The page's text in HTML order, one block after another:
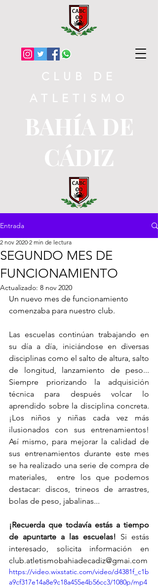
BAHÍA DE
CÁDIZ
CLUB DE
ATLETISMO
Entrada
SEGUNDO MES DE
FUNCIONAMIENTO
2 nov 2020 2 min de lectura
Actualizado: 8 nov 2020
Un nuevo mes de funcionamiento
comenzaba para nuestro club.
Las escuelas continúan trabajando en
su día a día, iniciándose en diversas
disciplinas como el salto de altura, salto
de longitud, lanzamiento de peso...
Siempre priorizando la adquisición
técnica para después volcar lo
aprendido sobre la disciplina concreta.
¡Los niños y niñas cada vez más
ilusionados con sus entrenamientos!
Así mismo, para mejorar la calidad de
sus entrenamientos durante este mes
se ha realizado una serie de compra de
materiales,  entre los que podemos
destacar: discos, trineos de arrastres,
bolas de peso, jabalinas...
¡Recuerda que todavía estás a tiempo
de apuntarte a las escuelas! Si estás
interesado, solicita información en
club.atletismobahiadecadiz@gmai.com
https://video.wixstatic.com/video/d4381f_c1b
a9cf317e14a8e9c18a455e4b56cc3/1080p/mp4